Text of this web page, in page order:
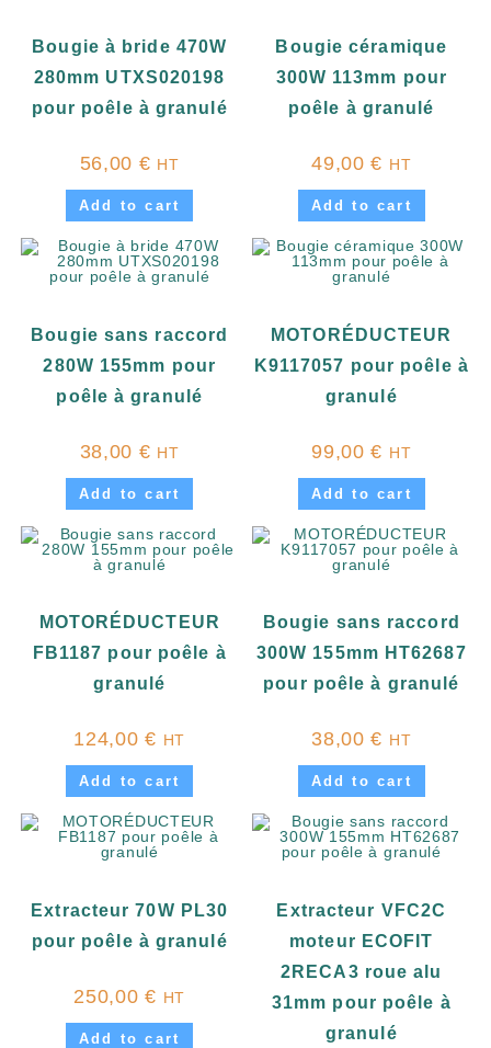
Bougie à bride 470W
280mm UTXS020198
pour poêle à granulé
56,00 € HT
Add to cart
Bougie céramique
300W 113mm pour
poêle à granulé
49,00€ HT
Add to cart
Bougie sans raccord
280W 155mm pour
poêle à granulé
38,00 € HT
Add to cart
MOTORÉDUCTEUR
K9117057 pour poêle à
granulé
99,00€ HT
Add to cart
MOTORÉDUCTEUR
FB1187 pour poêle à
granulé
124,00€ HT
Add to cart
Bougie sans raccord
300W 155mm HT62687
pour poêle à granulé
38,00€ HT
Add to cart
Extracteur 70W PL30
pour poêle à granulé
250,00€ HT
Add to cart
Extracteur VFC2C
moteur ECOFIT
2RECA3 roue alu
31mm pour poêle à
granulé